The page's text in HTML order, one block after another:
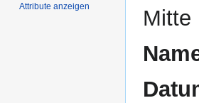
Mitte
Attribute anzeigen